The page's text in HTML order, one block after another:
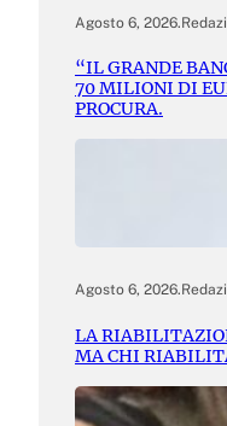
Agosto 6, 2026.
“IL GRANDE
70 MILIONI DI
PROCURA.
Agosto 6, 2026.
LA
MA CHI